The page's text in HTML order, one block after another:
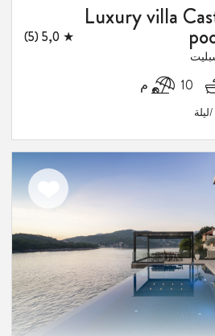
Luxury villa
★ 5,0 (5)
10 م
/ليلة
اضف
المفضلة